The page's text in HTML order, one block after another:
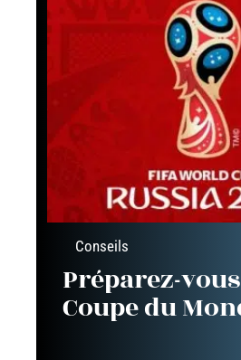
Conseils
Préparez-
Coupe du